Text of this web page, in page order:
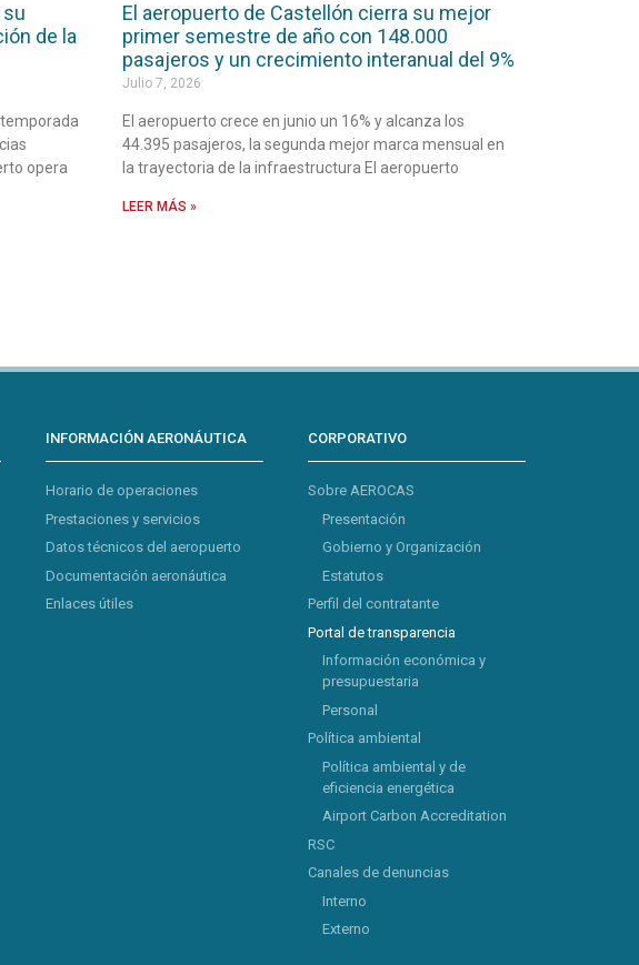
de la
opera
El aeropuerto de Castellón cierra su mejor
primer semestre de año con 148.000
pasajeros y un crecimiento interanual del 9%
Julio 7, 2026
El aeropuerto crece en junio un 16% y alcanza los
44.395 pasajeros, la segunda mejor marca mensual en
la trayectoria de la infraestructura El aeropuerto
LEER MÁS »
INFORMACIÓN AERONÁUTICA
Horario de operaciones
Prestaciones y servicios
Datos técnicos del aeropuerto
Documentación aeronáutica
Enlaces útiles
CORPORATIVO
Sobre AEROCAS
Presentación
Gobierno y Organización
Estatutos
Perfil del contratante
Portal de transparencia
Información económica y
presupuestaria
Personal
Política ambiental
Política ambiental y de
eficiencia energética
Airport Carbon Accreditation
RSC
Canales de denuncias
Interno
Externo